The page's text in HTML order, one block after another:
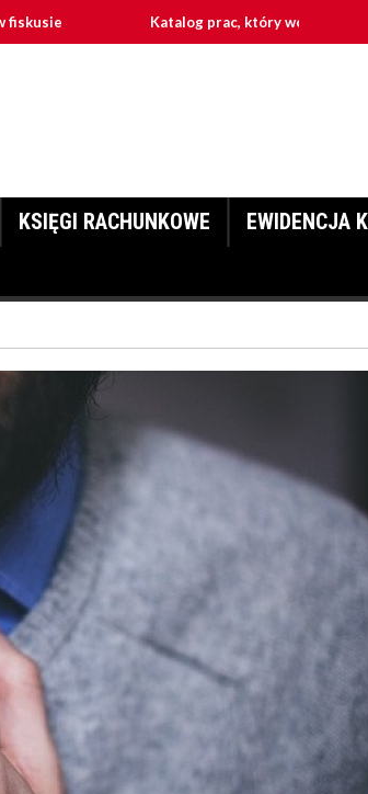
Katalog prac, który wchodzą w zakres
KSIĘGI RACHUNKOWE EWIDENCJA